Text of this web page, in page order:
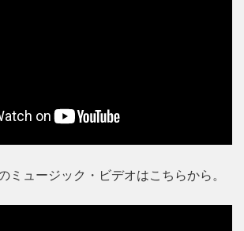
ミュージック・ビデオはこちらから。